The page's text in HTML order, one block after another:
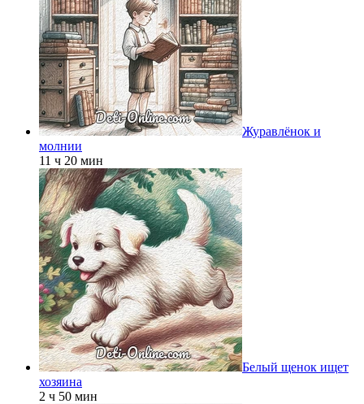
Журавлёнок и
молнии
11 ч 20 мин
Белый щенок ищет
хозяина
2 ч 50 мин